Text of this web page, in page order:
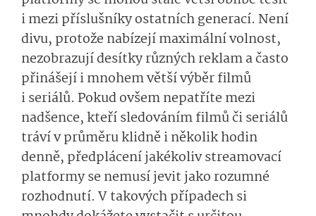
i mezi příslušníky ostatních generací. Není
divu, protože nabízejí maximální volnost,
nezobrazují desítky různých reklam a často
přinášejí i mnohem větší výběr filmů
i seriálů. Pokud ovšem nepatříte mezi
nadšence, kteří sledováním filmů či seriálů
tráví v průměru klidně i několik hodin
denně, předplácení jakékoliv streamovací
platformy se nemusí jevit jako rozumné
rozhodnutí. V takových případech si